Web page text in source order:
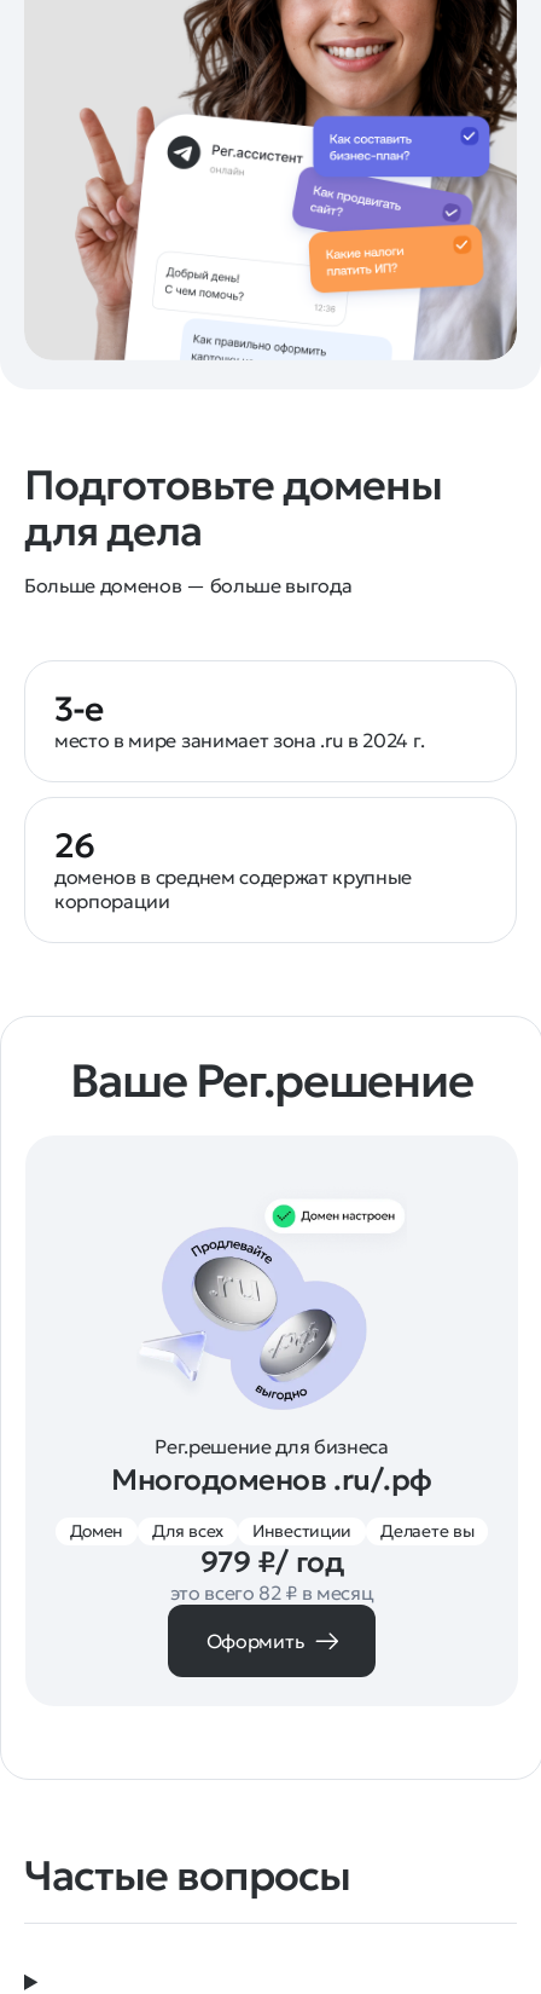
Подготовьте домены
для дела
Больше доменов — больше выгода
3-е
место в мире занимает зона .ru в 2024 г.
26
доменов в среднем содержат крупные
корпорации
Ваше Рег.решение
Рег.решение для бизнеса
Многодоменов .ru/.рф
Домен Для всех Инвестиции Делаете вы
979 ₽/ год
это всего 82 ₽ в месяц
Оформить
Частые вопросы